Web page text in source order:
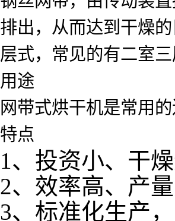
排出，从而达到干燥
层式，常见的有二室
用途
网带式烘干机是常用
特点
1、投资小、干
2、效率高、产
3、标准化生产